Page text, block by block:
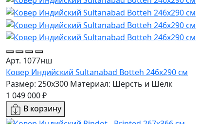
Арт. 1077нш
Ковер Индийский Sultanabad Botteh 246x290 см
Размер: 250x300 Материал: Шерсть и Шелк
1 049 000 ₽
В корзину